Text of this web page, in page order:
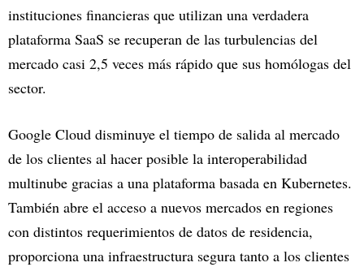
instituciones financieras que utilizan una verdadera
plataforma SaaS se recuperan de las turbulencias del
mercado casi 2,5 veces más rápido que sus homólogas del
sector.
Google Cloud disminuye el tiempo de salida al mercado
de los clientes al hacer posible la interoperabilidad
multinube gracias a una plataforma basada en Kubernetes.
También abre el acceso a nuevos mercados en regiones
con distintos requerimientos de datos de residencia,
proporciona una infraestructura segura tanto a los clientes